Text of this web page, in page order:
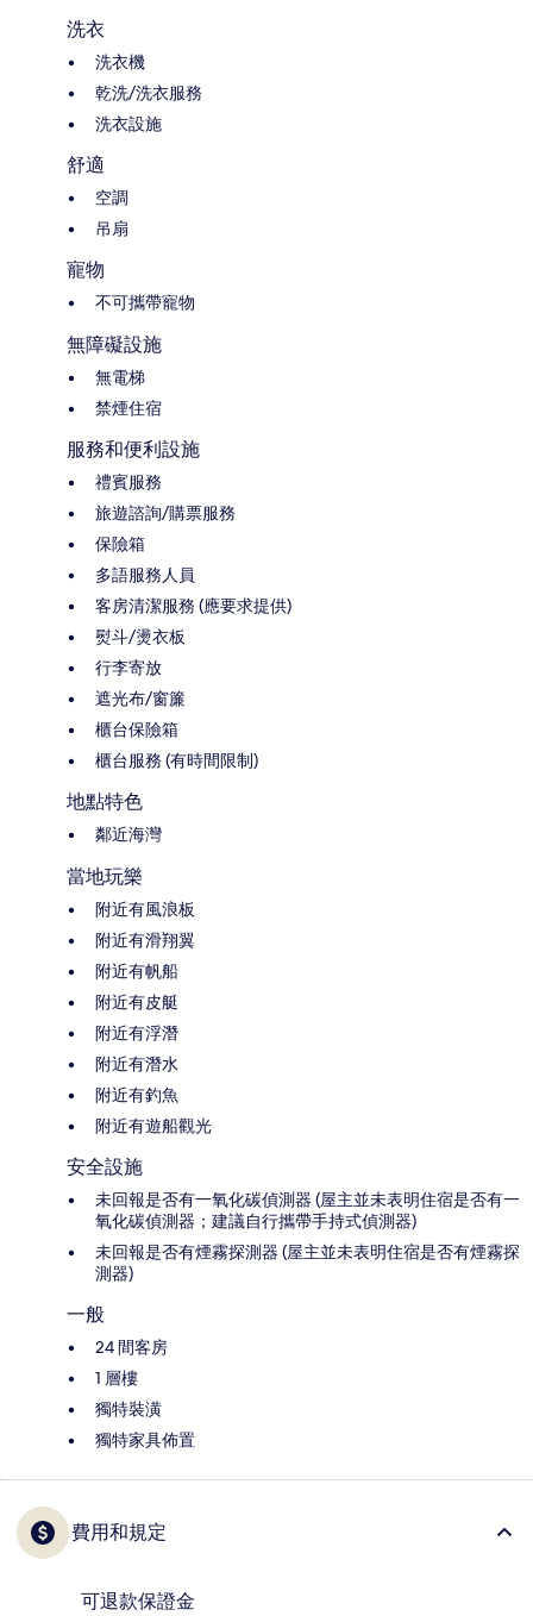
洗衣
洗衣機
乾洗/洗衣服務
洗衣設施
舒適
空調
吊扇
寵物
不可攜帶寵物
無障礙設施
無電梯
禁煙住宿
服務和便利設施
禮賓服務
旅遊諮詢/購票服務
保險箱
多語服務人員
客房清潔服務 (應要求提供)
熨斗/燙衣板
行李寄放
遮光布/窗簾
櫃台保險箱
櫃台服務 (有時間限制)
地點特色
鄰近海灣
當地玩樂
附近有風浪板
附近有滑翔翼
附近有帆船
附近有皮艇
附近有浮潛
附近有潛水
附近有釣魚
附近有遊船觀光
安全設施
未回報是否有一氧化碳偵測器 (屋主並未表明住宿是否有一
氧化碳偵測器；建議自行攜帶手持式偵測器)
未回報是否有煙霧探測器 (屋主並未表明住宿是否有煙霧探
測器)
一般
24 間客房
1 層樓
獨特裝潢
獨特家具佈置
費用和規定
可退款保證金